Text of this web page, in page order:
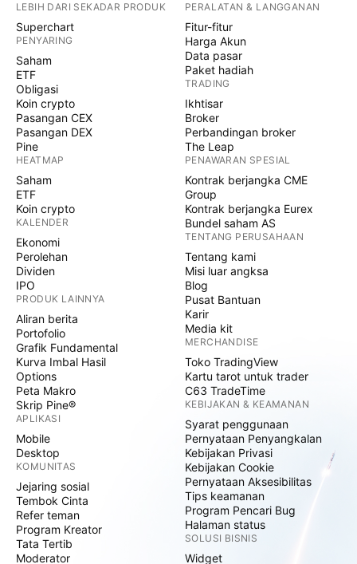
LEBIH DARI SEKADAR PRODUK
Superchart
PENYARING
Saham
ETF
Obligasi
Koin crypto
Pasangan CEX
Pasangan DEX
Pine
HEATMAP
Saham
ETF
Koin crypto
KALENDER
Ekonomi
Perolehan
Dividen
IPO
PRODUK LAINNYA
Aliran berita
Portofolio
Grafik Fundamental
Kurva Imbal Hasil
Options
Peta Makro
Skrip Pine®
APLIKASI
Mobile
Desktop
KOMUNITAS
Jejaring sosial
Tembok Cinta
Refer teman
Program Kreator
Tata Tertib
Moderator
PERALATAN & LANGGANAN
Fitur-fitur
Harga Akun
Data pasar
Paket hadiah
TRADING
Ikhtisar
Broker
Perbandingan broker
The Leap
PENAWARAN SPESIAL
Kontrak berjangka CME
Group
Kontrak berjangka Eurex
Bundel saham AS
TENTANG PERUSAHAAN
Tentang kami
Misi luar angksa
Blog
Pusat Bantuan
Karir
Media kit
MERCHANDISE
Toko TradingView
Kartu tarot untuk trader
C63 TradeTime
KEBIJAKAN & KEAMANAN
Syarat penggunaan
Pernyataan Penyangkalan
Kebijakan Privasi
Kebijakan Cookie
Pernyataan Aksesibilitas
Tips keamanan
Program Pencari Bug
Halaman status
SOLUSI BISNIS
Widget